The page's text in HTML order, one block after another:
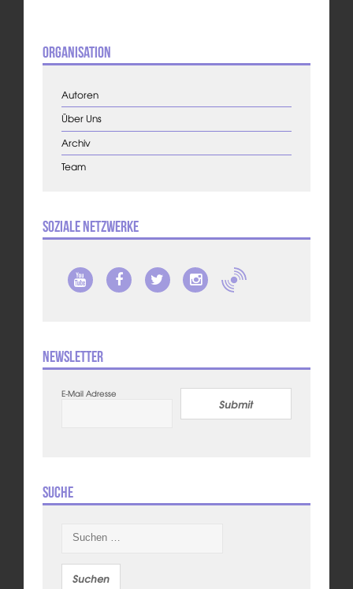
Organisation
Autoren
Über Uns
Archiv
Team
Soziale Netzwerke
Newsletter
E-Mail Adresse
Submit
Suche
nach: